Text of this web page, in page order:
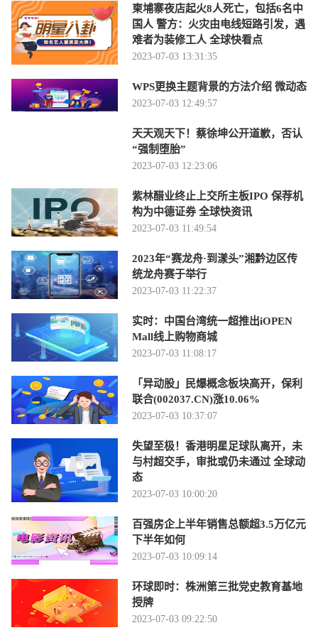
柬埔寨夜店起火8人死亡，包括6名中
国人 警方：火灾由电线短路引发，遇
难者为装修工人 全球快看点
2023-07-03 13:31:35
WPS更换主题背景的方法介绍 微动态
2023-07-03 12:49:57
天天观天下！蔡徐坤公开道歉，否认
“强制堕胎”
2023-07-03 12:23:06
紫林醋业终止上交所主板IPO 保荐机
构为中德证券 全球快资讯
2023-07-03 11:49:54
2023年“赛龙舟·到漾头”湘黔边区传
统龙舟赛于举行
2023-07-03 11:22:37
实时：中国台湾统一超推出iOPEN
Mall线上购物商城
2023-07-03 11:08:17
「异动股」民爆概念板块高开，保利
联合(002037.CN)涨10.06%
2023-07-03 10:37:07
失望至极！香港明星足球队离开，未
与村超交手，审批或仍未通过 全球动
态
2023-07-03 10:00:20
百强房企上半年销售总额超3.5万亿元
下半年如何
2023-07-03 10:09:14
环球即时：株洲第三批党史教育基地
授牌
2023-07-03 09:22:50